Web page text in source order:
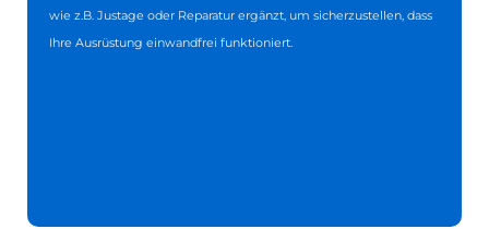
wie z.B. Justage oder Reparatur ergänzt, um sicherzustellen, dass
Ihre Ausrüstung einwandfrei funktioniert.